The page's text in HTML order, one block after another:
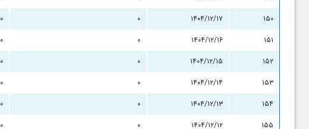
۱۵۰
۱۴۰۴/۱۲/۱۷ ۰ ۰
۱۵۱
۱۴۰۴/۱۲/۱۶ ۰ ۰
۱۵۲
۱۴۰۴/۱۲/۱۵ ۰ ۰
۱۵۳
۱۴۰۴/۱۲/۱۴ ۰ ۰
۱۵۴
۱۴۰۴/۱۲/۱۳ ۰ ۰
۱۵۵
۱۴۰۴/۱۲/۱۲ ۰ ۰